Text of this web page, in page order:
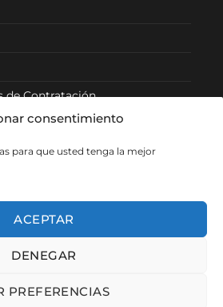
consentimiento
para que usted tenga la mejor
ACEPTAR
DENEGAR
PREFERENCIAS
de Contratación
Devolución
Visa PayPal MasterCard